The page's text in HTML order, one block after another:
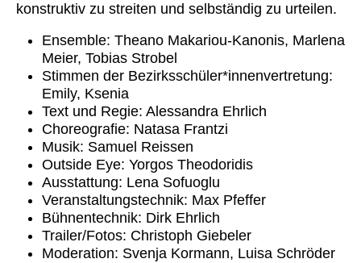
konstruktiv zu streiten und selbständig zu urteilen.
Ensemble: Theano Makariou-Kanonis, Marlena
Meier, Tobias Strobel
Stimmen der Bezirksschüler*innenvertretung:
Emily, Ksenia
Text und Regie: Alessandra Ehrlich
Choreografie: Natasa Frantzi
Musik: Samuel Reissen
Outside Eye: Yorgos Theodoridis
Ausstattung: Lena Sofuoglu
Veranstaltungstechnik: Max Pfeffer
Bühnentechnik: Dirk Ehrlich
Trailer/Fotos: Christoph Giebeler
Moderation: Svenja Kormann, Luisa Schröder